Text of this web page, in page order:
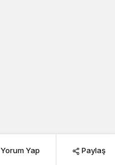
Yorum Yap Paylaş